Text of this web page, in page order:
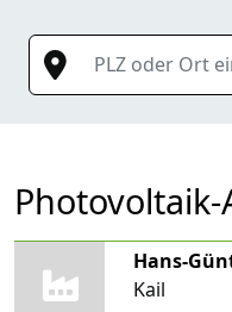
PLZ oder Ort eingeben
Kail